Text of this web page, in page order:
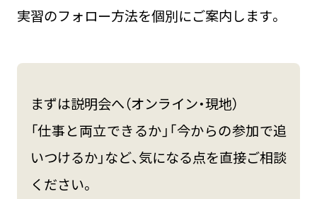
実習のフォロー方法を個別にご案内します。
まずは説明会へ（オンライン・現地）
「仕事と両立できるか」「今からの参加で追
いつけるか」など、気になる点を直接ご相談
ください。